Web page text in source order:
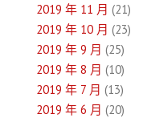
2019 年 11 月 (21)
2019 年 10 月 (23)
2019 年 9 月 (25)
2019 年 8 月 (10)
2019 年 7 月 (13)
2019 年 6 月 (20)